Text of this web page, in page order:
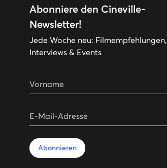
Abonniere den Cineville-
Newsletter!
Jede Woche neu: Filmempfehlungen,
Interviews & Events
Vorname
E-Mail-Adresse
Abonnieren